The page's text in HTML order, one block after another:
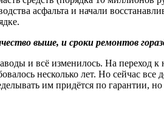
асфальта и начали
выше, и сроки ремонтов
и всё изменилось. На переход
несколько лет. Но сейчас все
им придётся по гарантии, но